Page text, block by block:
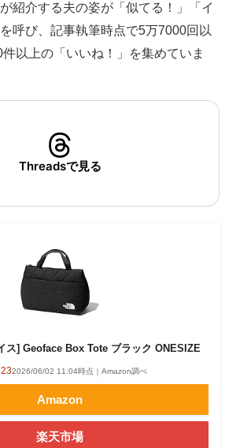
す
トレンド
ュニティ
分かる
合サイト
用を支援
紹介する夫の姿が「似てる！」「イ
呼び、記事執筆時点で5万7000回以
件以上の「いいね！」を集めていま
Threadsで見る
ス] Geoface Box Tote ブラック ONESIZE
2026/06/02 11:04時点｜Amazon調べ
Amazon
楽天市場